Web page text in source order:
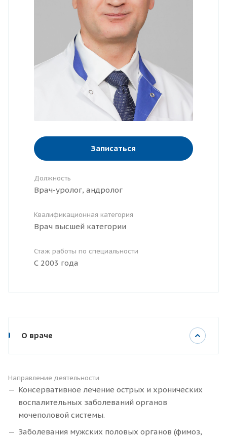
Записаться
Должность
Врач-уролог, андролог
Квалификационная категория
Врач высшей категории
Стаж работы по специальности
С 2003 года
О враче
Направление деятельности
Консервативное лечение острых и хронических
воспалительных заболеваний органов
мочеполовой системы.
Заболевания мужских половых органов (фимоз,